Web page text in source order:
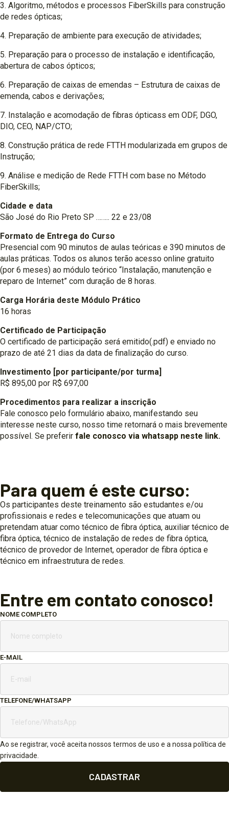
3. Algoritmo, métodos e processos FiberSkills para construção
de redes ópticas;
4. Preparação de ambiente para execução de atividades;
5. Preparação para o processo de instalação e identificação,
abertura de cabos ópticos;
6. Preparação de caixas de emendas – Estrutura de caixas de
emenda, cabos e derivações;
7. Instalação e acomodação de fibras ópticass em ODF, DGO,
DIO, CEO, NAP/CTO;
8. Construção prática de rede FTTH modularizada em grupos de
Instrução;
9. Análise e medição de Rede FTTH com base no Método
FiberSkills;
Cidade e data
São José do Rio Preto SP …….. 22 e 23/08
Formato de Entrega do Curso
Presencial com 90 minutos de aulas teóricas e 390 minutos de
aulas práticas. Todos os alunos terão acesso online gratuito
(por 6 meses) ao módulo teórico “Instalação, manutenção e
reparo de Internet” com duração de 8 horas.
Carga Horária deste Módulo Prático
16 horas
Certificado de Participação
O certificado de participação será emitido(.pdf) e enviado no
prazo de até 21 dias da data de finalização do curso.
Investimento [por participante/por turma]
R$ 895,00 por R$ 697,00
Procedimentos para realizar a inscrição
Fale conosco pelo formulário abaixo, manifestando seu
interesse neste curso, nosso time retornará o mais brevemente
possível. Se preferir fale conosco via whatsapp neste link.
Para quem é este curso:
Os participantes deste treinamento são estudantes e/ou
profissionais e redes e telecomunicações que atuam ou
pretendam atuar como técnico de fibra óptica, auxiliar técnico de
fibra óptica, técnico de instalação de redes de fibra óptica,
técnico de provedor de Internet, operador de fibra óptica e
técnico em infraestrutura de redes.
Entre em contato conosco!
NOME COMPLETO
E-MAIL
TELEFONE/WHATSAPP
Ao se registrar, você aceita nossos termos de uso e a nossa política de
privacidade.
CADASTRAR